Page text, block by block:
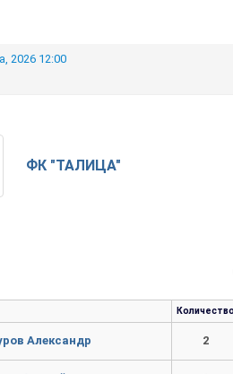
2026 12:00
ФК "ТАЛИЦА"
Количество
Александр 2